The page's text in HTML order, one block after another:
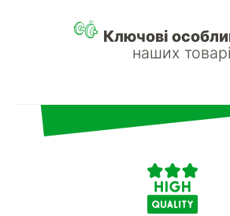
Ключові
наших